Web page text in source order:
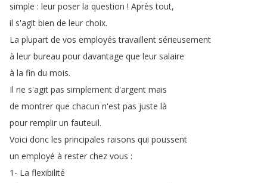
simple : leur poser la question ! Après tout,
il s'agit bien de leur choix.
La plupart de vos employés travaillent sérieusement
à leur bureau pour davantage que leur salaire
à la fin du mois.
Il ne s'agit pas simplement d'argent mais
de montrer que chacun n'est pas juste là
pour remplir un fauteuil.
Voici donc les principales raisons qui poussent
un employé à rester chez vous :
1- La flexibilité